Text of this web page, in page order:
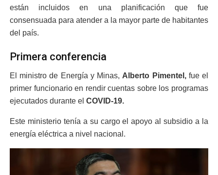
están incluidos en una planificación que fue
consensuada para atender a la mayor parte de habitantes
del país.
Primera conferencia
El ministro de Energía y Minas, Alberto Pimentel, fue el
primer funcionario en rendir cuentas sobre los programas
ejecutados durante el COVID-19.
Este ministerio tenía a su cargo el apoyo al subsidio a la
energía eléctrica a nivel nacional.